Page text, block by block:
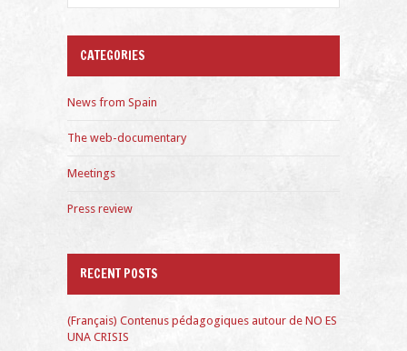
CATEGORIES
News from Spain
The web-documentary
Meetings
Press review
RECENT POSTS
(Français) Contenus pédagogiques autour de NO ES
UNA CRISIS